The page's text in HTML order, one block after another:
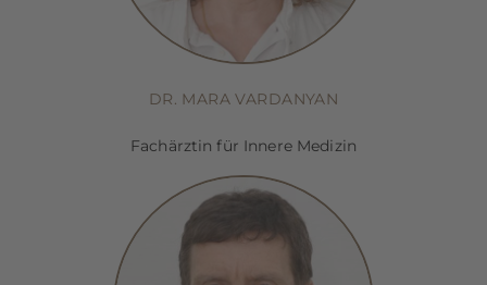
DR. MARA VARDANYAN
Fachärztin für Innere Medizin